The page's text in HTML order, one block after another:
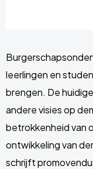
leerlingen en
brengen. De
andere visies op
betrokkenheid van
ontwikkeling van
schrijft